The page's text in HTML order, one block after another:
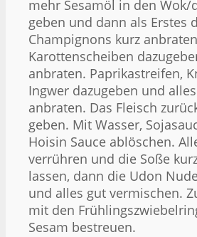
mehr Sesamöl in den Wok/
geben und dann als Erstes
Champignons kurz
Karottenscheiben
anbraten. Paprikastreifen,
Ingwer dazugeben und
anbraten. Das Fleisch
geben. Mit Wasser,
Hoisin Sauce ablöschen.
verrühren und die Soße
lassen, dann die Udon
und alles gut vermischen.
mit den
Sesam bestreuen.